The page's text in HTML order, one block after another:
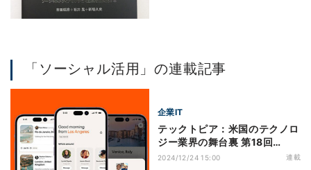
「ソーシャル活用」の連載記事
企業IT
テックトピア：米国のテクノロ
ジー業界の舞台裏 第18回
Twitter創業者が問う「SNSの
2024/12/24 15:00 連載